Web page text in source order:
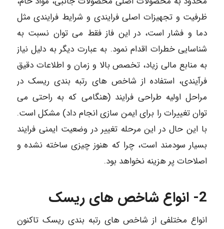
ظرفیت و تجهیزات اصلی فرایندی و شرایط فرایندی مثل
دما و فشار است، در این فاز فقط می توان نسبت به
شناسایی خطرات اقدام نمود. به عبارت دیگر به دلیل نیاز
به منابع مالی زیاد، تخصص بالا و زمان و اطلاعات دقیق
فرآیندی، استفاده از شاخص های رتبه بندی ریسک در
مراحل اولیه طراحی فرایند (هنگامی که به راحتی می
توان تغییرات را برای ایمن سازی انجام داد) مشکل است.
با این حال در این مرحله تغییر در وضعیت ایمنی فرایند
بسیار سودمند است، چرا که هنوز چیزی ساخته نشده و
اصلاحات پر هزینه نخواهد بود.
2- انواع شاخص های ریسک
انواع مختلفی از شاخص های رتبه بندی ریسک تاکنون